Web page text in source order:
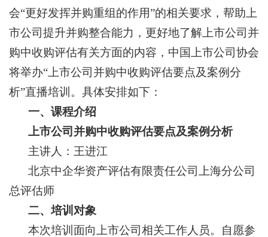
会“更好发挥并购重组的作用”的相关要求，帮助上
市公司提升并购整合能力，更好地了解上市公司并
购中收购评估有关方面的内容，中国上市公司协会
将举办“上市公司并购中收购评估要点及案例分
析”直播培训。具体安排如下：
一、课程介绍
上市公司并购中收购评估要点及案例分析
主讲人：王进江
北京中企华资产评估有限责任公司上海分公司
总评估师
二、培训对象
本次培训面向上市公司相关工作人员。自愿参